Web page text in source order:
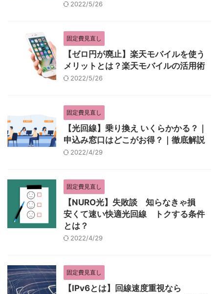
2022/5/26
固定費見直し
【ゼロ円が廃止】楽天モバイルを使う
メリットとは？楽天モバイルの活用術
2022/5/26
固定費見直し
【光回線】乗り換え いくらかかる？｜
申込み窓口はどこがお得？｜徹底解説
2022/4/29
固定費見直し
【NURO光】失敗談 知らなきゃ損
安くて速い快適光回線 トクする条件
とは？
2022/4/29
固定費見直し
【IPv6とは】回線速度重視なら